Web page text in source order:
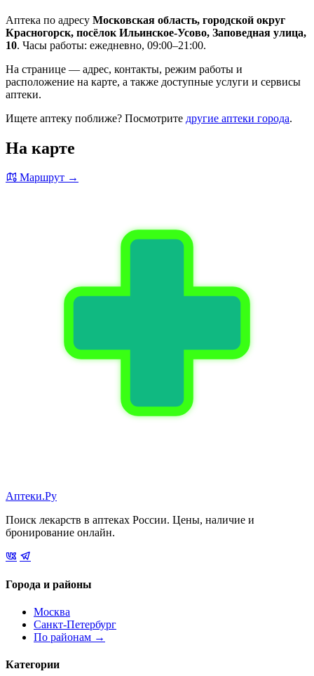
Аптека по адресу Московская область, городской округ
Красногорск, посёлок Ильинское-Усово, Заповедная улица,
10. Часы работы: ежедневно, 09:00–21:00.
На странице — адрес, контакты, режим работы и
расположение на карте, а также доступные услуги и сервисы
аптеки.
Ищете аптеку поближе? Посмотрите другие аптеки города.
На карте
Маршрут →
Аптеки.Ру
Поиск лекарств в аптеках России. Цены, наличие и
бронирование онлайн.
Города и районы
Москва
Санкт-Петербург
По районам →
Категории